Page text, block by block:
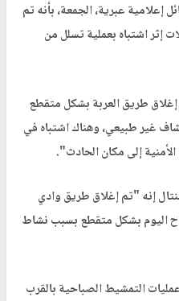
إعلامية عبرية، الجمعة، بأنه تم
إلى إيلات إثر اشتباه بعملية تسلل من
إغلاق طريق العربة بشكل متقطع
غير طبيعي، وهناك اشتباه في
إلى مكان الحادث".
إنه "تم إغلاق طريق وادي
اليوم بشكل متقطع بسبب نشاط
التمشيط الصباحية بالقرب